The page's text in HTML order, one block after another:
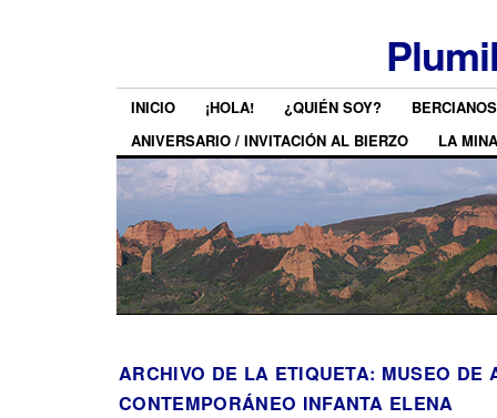
INICIO ¡HOLA! ¿QUIÉN SOY?
ANIVERSARIO / INVITACIÓN AL BIERZO
LA MINA
ARCHIVO DE LA ETIQUETA: MUSEO DE
CONTEMPORÁNEO INFANTA ELENA